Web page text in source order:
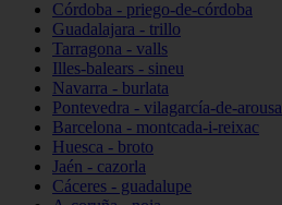
Córdoba - priego-de-córdoba
Guadalajara - trillo
Tarragona - valls
Illes-balears - sineu
Navarra - burlata
Pontevedra - vilagarcía-de-arousa
Barcelona - montcada-i-reixac
Huesca - broto
Jaén - cazorla
Cáceres - guadalupe